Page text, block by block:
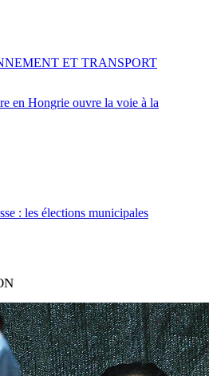
en Hongrie ouvre la voie à la
ET TRANSPORT
: les élections municipales